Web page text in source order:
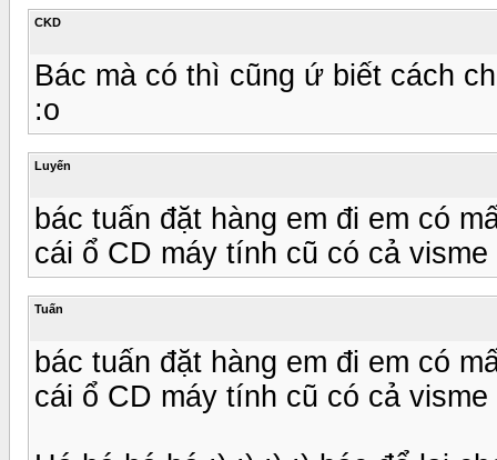
CKD
Bác mà có thì cũng ứ biết cách
:o
Luyến
bác tuấn đặt hàng em đi em có
cái ổ CD máy tính cũ có cả
Tuấn
bác tuấn đặt hàng em đi em có
cái ổ CD máy tính cũ có cả